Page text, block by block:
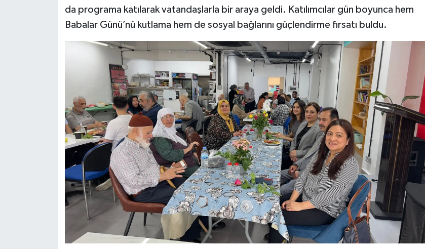
da programa katılarak vatandaşlarla bir araya geldi. Katılımcılar gün boyunca hem
Babalar Günü’nü kutlama hem de sosyal bağlarını güçlendirme fırsatı buldu.
SİVİL TOPLUM
HEDEF2020
OTOMOBİL